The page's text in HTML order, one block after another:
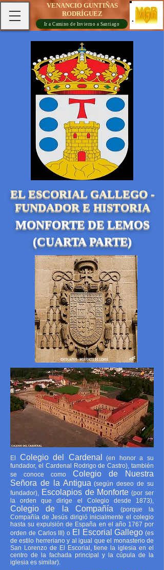
VENANCIO GUNTIÑAS
RODRÍGUEZ
Ir a Camino de Invierno a Santiago
EL ESCORIAL GALLEGO -
FUNDADOR E HISTORIA
MONFORTE DE LEMOS
(CUARTA PARTE)
El Colegio del Cardenal
(en honor a su
fundador, el Cardenal Rodrigo de Castro), también
se conoce como Colegio de Nuestra
Señora de la Antigua(según deseo de su
fundador), Escolapios de Monforte (por ser
la orden que dirige el Colegio desde 1873),
Colegio de la Compañía
(porque la
Compañía de Jesús dirigió inicialmente el colegio
hasta su expulsión de España en el año 1767 por
orden de Carlos III) o El Escorial Gallego (es
de estilo herreriano y al igual que el monasterio de
San Lorenzo de El Escorial, tiene la iglesia en el
centro de la fachada principal y la cúpula de la
iglesia es similar).